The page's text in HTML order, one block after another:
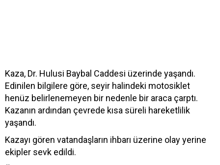
Kaza, Dr. Hulusi Baybal Caddesi üzerinde yaşandı.
Edinilen bilgilere göre, seyir halindeki motosiklet
henüz belirlenemeyen bir nedenle bir araca çarptı.
Kazanın ardından çevrede kısa süreli hareketlilik
yaşandı.
Kazayı gören vatandaşların ihbarı üzerine olay yerine
ekipler sevk edildi.